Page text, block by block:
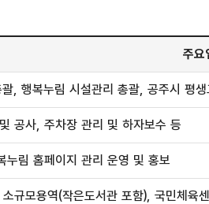
주요
, 행복누림 시설관리 총괄, 공주시 평
공사, 주차장 관리 및 하자보수 등
누림 홈페이지 관리 운영 및 홍보
규모용역(작은도서관 포함), 국민체육